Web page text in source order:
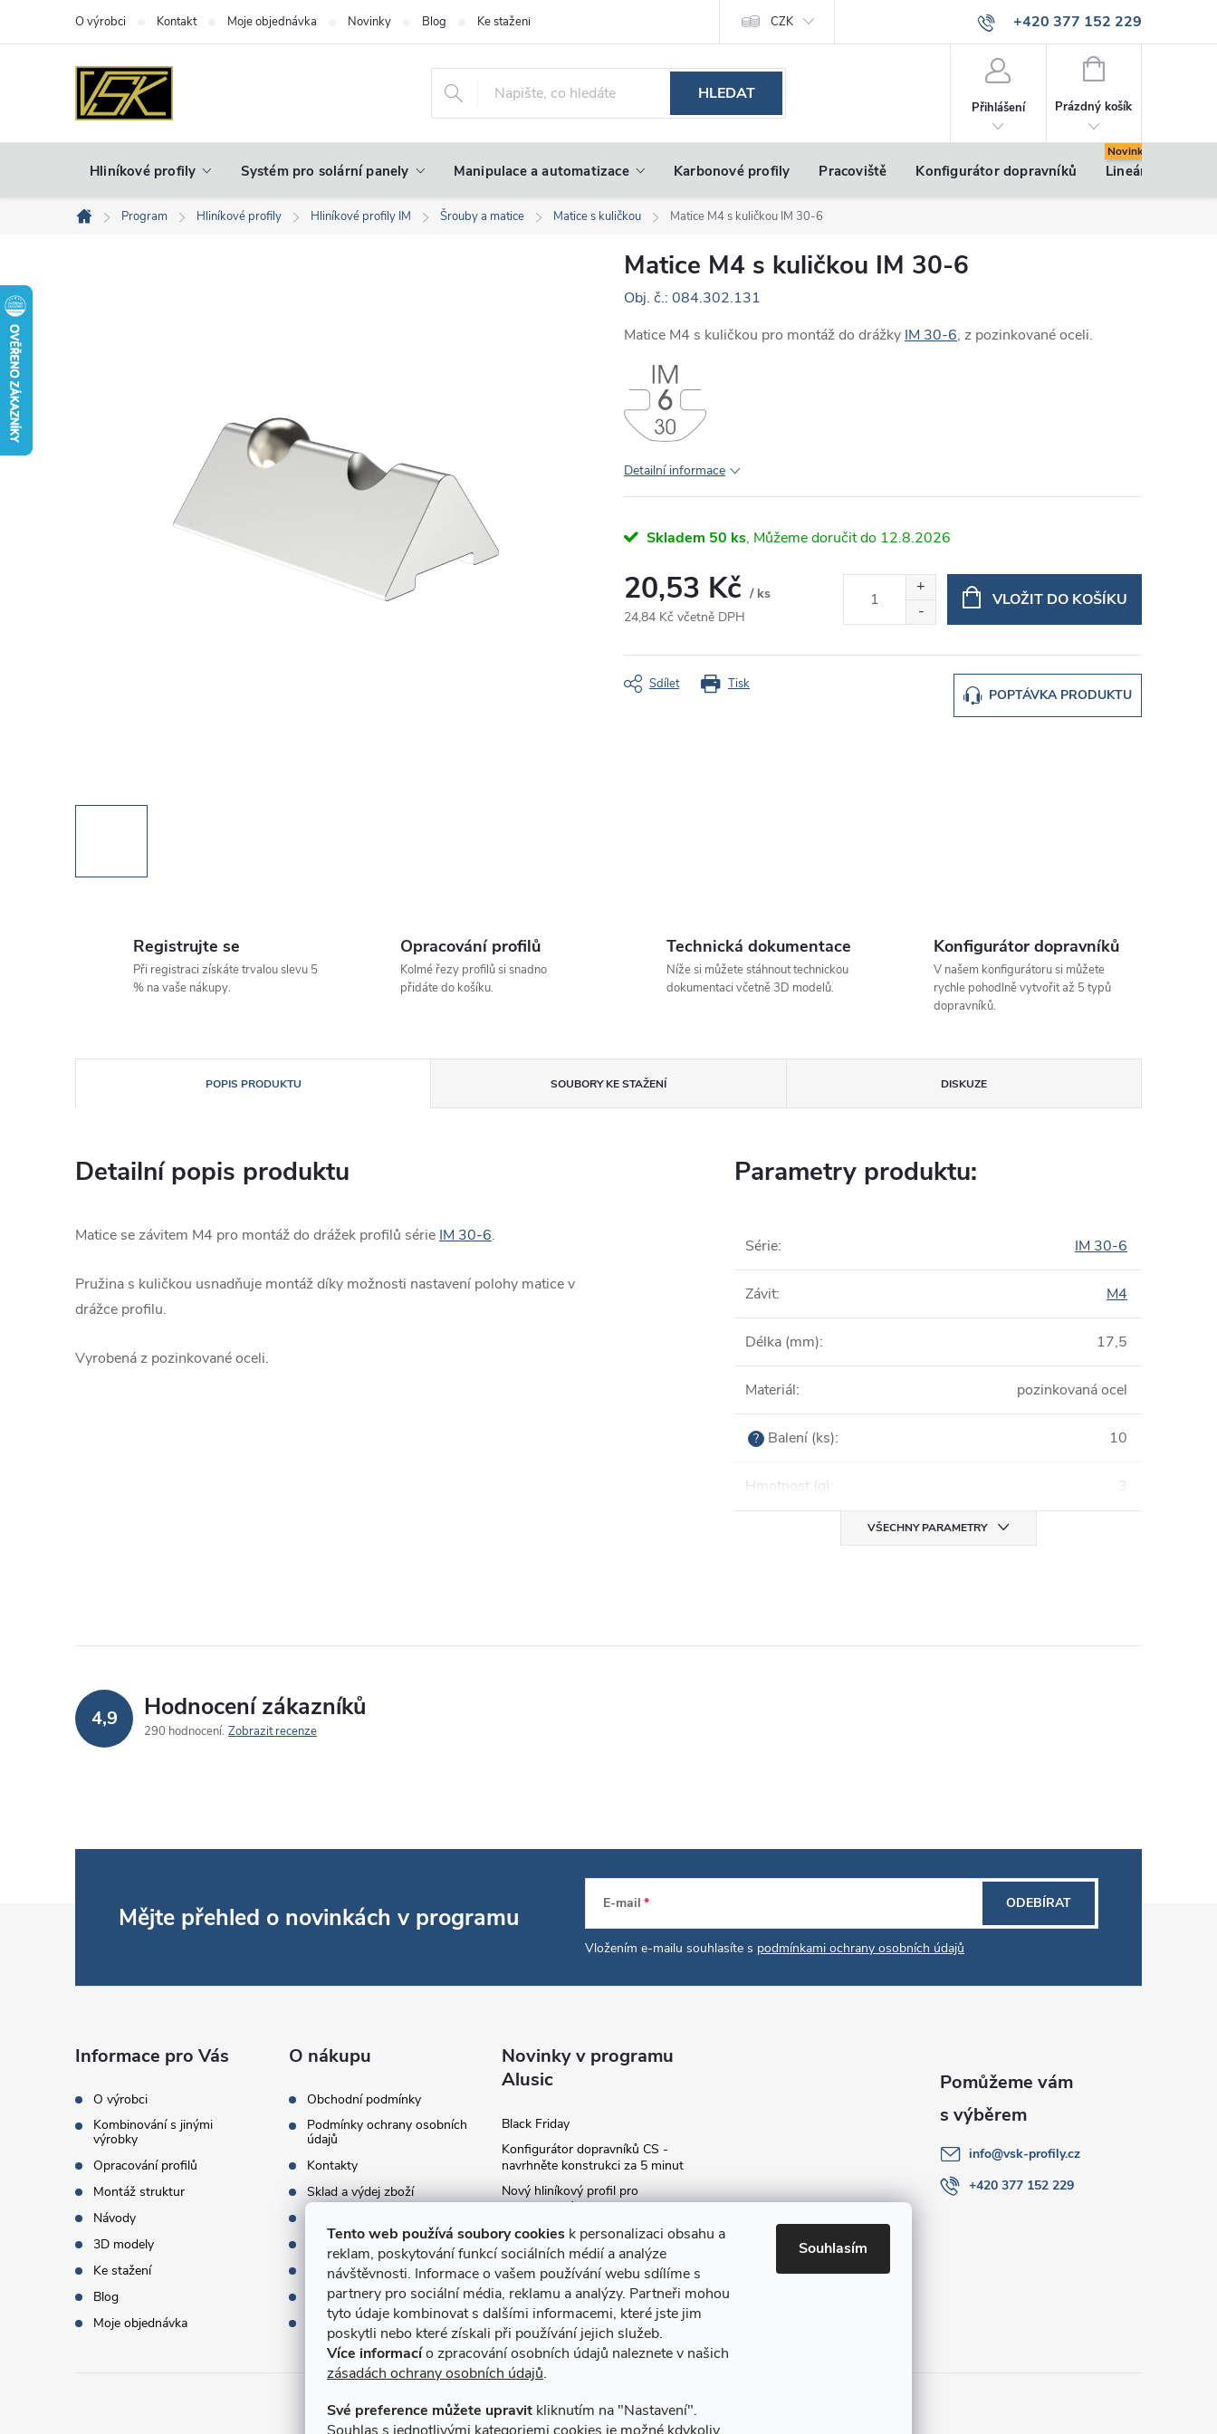
Tento web používá soubory cookies k personalizaci obsahu a
reklam, poskytování funkcí sociálních médií a analýze
návštěvnosti. Informace o vašem používání webu sdílíme s
partnery pro sociální média, reklamu a analýzy. Partneři mohou
tyto údaje kombinovat s dalšími informacemi, které jste jim
poskytli nebo které získali při používání jejich služeb.
Více informacío zpracování osobních údajů naleznete v našich
zásadách ochrany osobních údajů.
Své preference můžete upravit kliknutím na "Nastavení".
Souhlasím
+420 377 152 229
info@vsk-profily.cz
O výrobci Kontakt Moje objednávka Novinky Blog Ke stažení CZK
HLEDAT
Přihlášení
NÁKUPNÍ
Prázdný košík
Hliníkové profily Systém pro solární panely Manipulace a automatizace Karbonové profily Pracoviště Konfigurátor dopravníků Lineární pohony
Domů
Program Hliníkové profily Hliníkové profily IM Šrouby a matice Matice s kuličkou Matice M4 s kuličkou IM 30-6
Matice M4 s kuličkou IM 30-6
Obj. č.: 084.302.131
Matice M4 s kuličkou pro montáž do drážky IM 30-6, z pozinkované oceli.
Detailní informace
Skladem 50 ks 12.8.2026
20,53 Kč / ks
24,84 Kč včetně DPH
cena:
VLOŽIT DO KOŠÍKU
Tisk
POPTÁVKA PRODUKTU
Sdílet
Registrujte se
Při registraci získáte trvalou slevu 5
% na vaše nákupy.
Opracování profilů
Kolmé řezy profilů si snadno
přidáte do košíku.
Technická dokumentace
Níže si můžete stáhnout technickou
dokumentaci včetně 3D modelů.
Konfigurátor dopravníků
V našem konfigurátoru si můžete
rychle pohodlně vytvořit až 5 typů
dopravníků.
POPIS PRODUKTU SOUBORY KE STAŽENÍ DISKUZE
Detailní popis produktu
Matice se závitem M4 pro montáž do drážek profilů série IM 30-6.
Pružina s kuličkou usnadňuje montáž díky možnosti nastavení polohy matice v
drážce profilu.
Vyrobená z pozinkované oceli.
Parametry produktu:
Série: IM 30-6
Závit: M4
Délka (mm): 17,5
Materiál: pozinkovaná ocel
? Balení (ks): 10
Hmotnost (g): 3
VŠECHNY PARAMETRY
4,9 Hodnocení zákazníků
290 hodnocení Zobrazit recenze
Mějte přehled o novinkách v programu E-mail
Vložením e-mailu souhlasíte s podmínkami ochrany osobních údajů
ODEBÍRAT
Informace pro Vás
O výrobci
Kombinování s jinými
výrobky
Opracování profilů
Montáž struktur
Návody
3D modely
Ke stažení
Blog
Moje objednávka
O nákupu
Obchodní podmínky
Podmínky ochrany osobních
údajů
Kontakty
Sklad a výdej zboží
Termíny dodání
Doprava a platba
Dárky k objednávce
Slovník pojmů
Novinky v programu
Alusic
Black Friday
Konfigurátor dopravníků CS -
navrhněte konstrukci za 5 minut
Nový hliníkový profil pro
fotovoltaické panely - kvalita za
Moje označení objednávky
Rozšíření produktové série
stojanů SP
Archiv
info@vsk-profily.cz
+420 377 152 229
Přijímáme online platby Způsoby dopravy